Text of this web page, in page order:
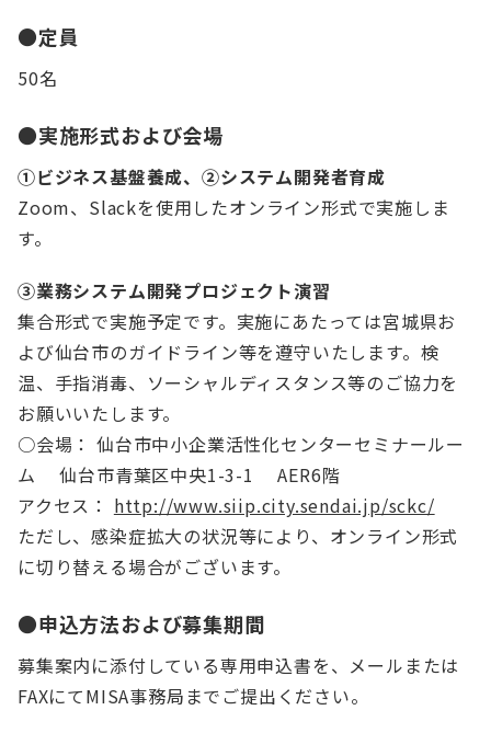
●定員
50名
●実施形式および会場
①ビジネス基盤養成、②システム開発者育成
Zoom、Slackを使用したオンライン形式で実施しま
す。
③業務システム開発プロジェクト演習
集合形式で実施予定です。実施にあたっては宮城県お
よび仙台市のガイドライン等を遵守いたします。検
温、⼿指消毒、ソーシャルディスタンス等のご協⼒を
お願いいたします。
○会場： 仙台市中小企業活性化センターセミナールー
ム 仙台市青葉区中央1-3-1 AER6階
アクセス： http://www.siip.city.sendai.jp/sckc/
ただし、感染症拡大の状況等により、オンライン形式
に切り替える場合がございます。
●申込方法および募集期間
募集案内に添付している専用申込書を、メールまたは
FAXにてMISA事務局までご提出ください。